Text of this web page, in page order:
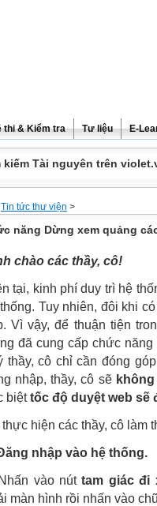
thi & Kiểm tra Tư liệu E-
kiếm Tài nguyên trên
Tin tức thư viện >
năng Dừng xem quảng
chào các thầy, cô!
tại, kinh phí duy trì hệ
Tuy nhiên, đôi khi
Vì vậy, để thuận tiện
đã cung cấp chức năng
thầy, cô chỉ cần đóng
nhập, thầy, cô sẽ
biệttốc độ duyệt web sẽ
hiện các thầy, cô làm
nhập vào hệ thống.
Nhấn vào núttam giác đi
màn hình rồi nhấn vào